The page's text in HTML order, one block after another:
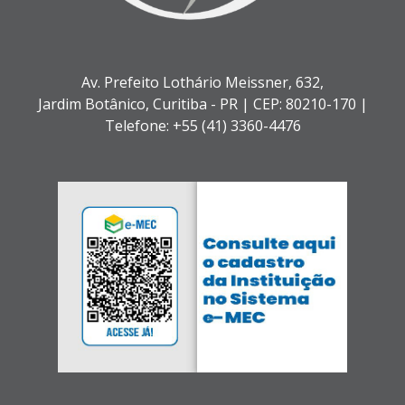
Av. Prefeito Lothário Meissner, 632,
Jardim Botânico, Curitiba - PR | CEP: 80210-170 |
Telefone: +55 (41) 3360-4476